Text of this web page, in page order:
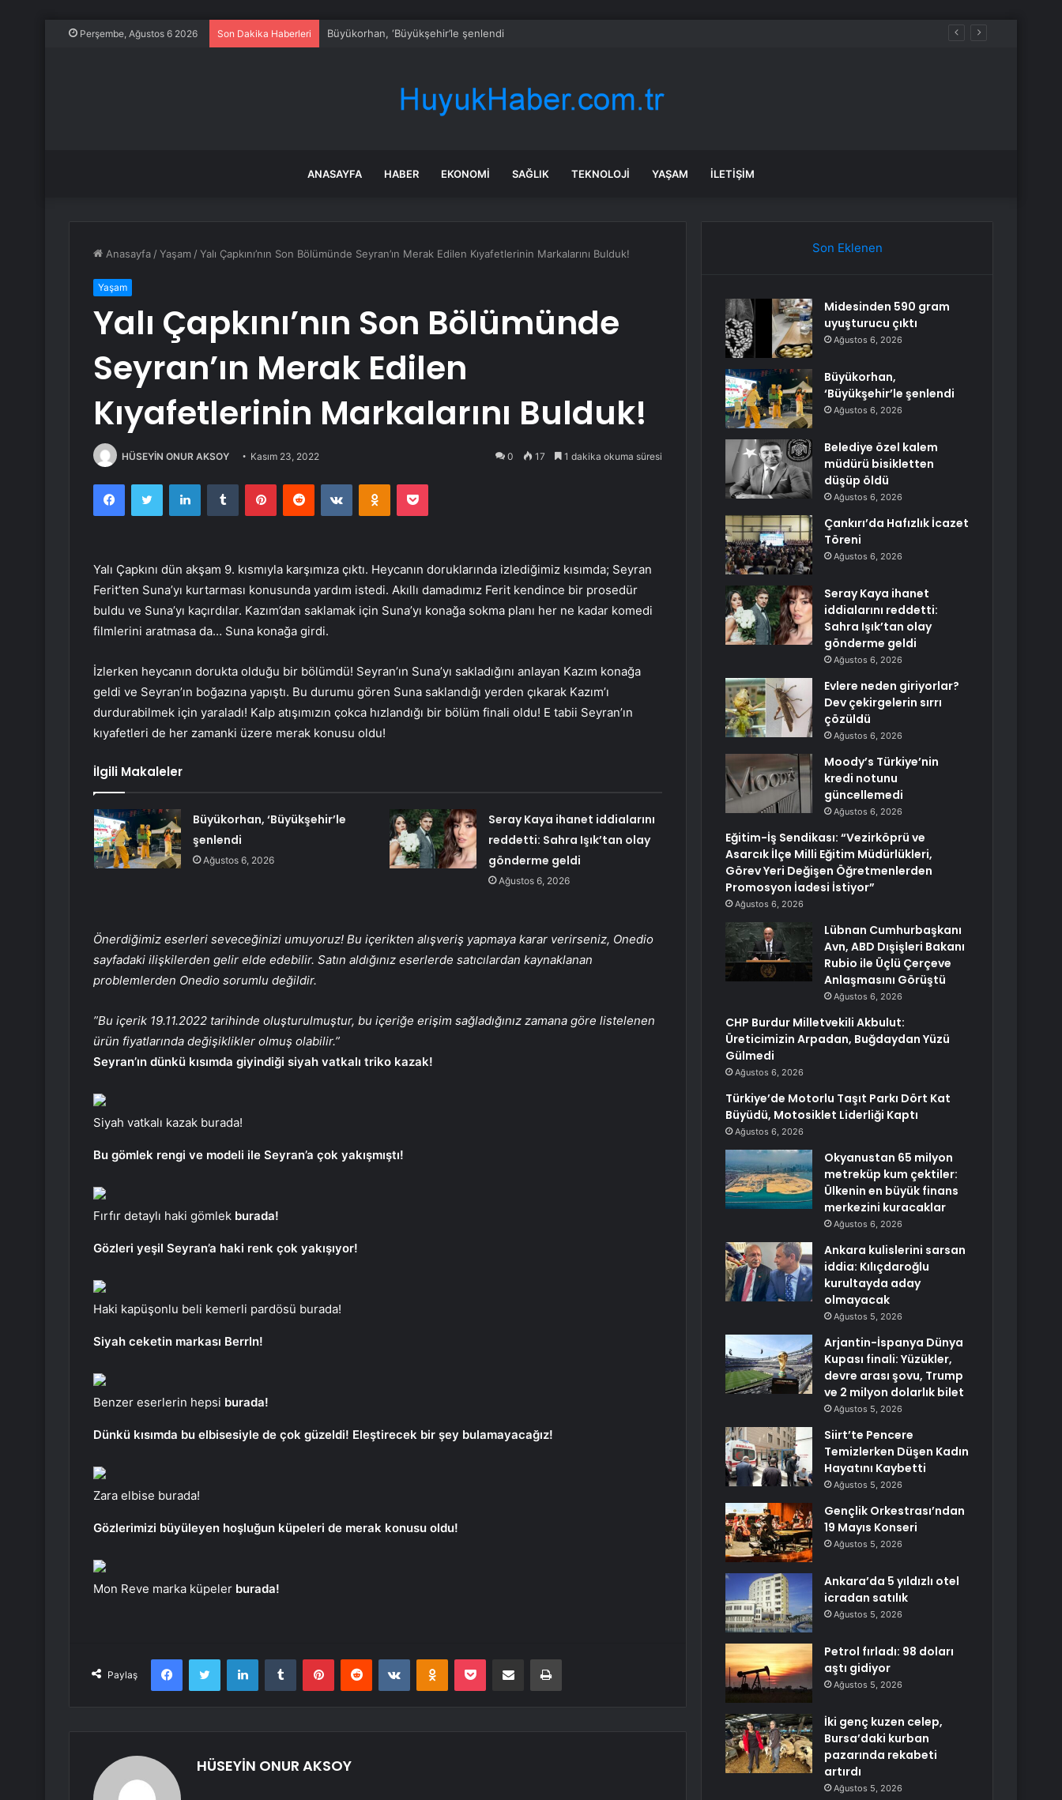
Perşembe, Ağustos 6 2026 Son Dakika Haberleri Büyükorhan, ‘Büyükşehir’le şenlendi
ANASAYFA HABER EKONOMI SAĞLIK TEKNOLOJI YAŞAM İLETIŞIM
Anasayfa /Yaşam /Yalı Çapkını’nın Son Bölümünde Seyran’ın Merak Edilen Kıyafetlerinin Markalarını Bulduk!
Yaşam
Yalı Çapkını’nın Son Bölümünde
Seyran’ın Merak Edilen
Kıyafetlerinin Markalarını Bulduk!
HÜSEYİN ONUR AKSOY Kasım 23, 2022 0 17 1 dakika okuma süresi
FacebookTwitter LinkedInTumblr PinterestReddit VKontakteOdnoklassniki
Pocket
Yalı Çapkını dün akşam 9. kısmıyla karşımıza çıktı. Heycanın doruklarında izlediğimiz kısımda; Seyran
Ferit’ten Suna’yı kurtarması konusunda yardım istedi. Akıllı damadımız Ferit kendince bir prosedür
buldu ve Suna’yı kaçırdılar. Kazım’dan saklamak için Suna’yı konağa sokma planı her ne kadar komedi
filmlerini aratmasa da… Suna konağa girdi.
İzlerken heycanın dorukta olduğu bir bölümdü! Seyran’ın Suna’yı sakladığını anlayan Kazım konağa
geldi ve Seyran’ın boğazına yapıştı. Bu durumu gören Suna saklandığı yerden çıkarak Kazım’ı
durdurabilmek için yaraladı! Kalp atışımızın çokca hızlandığı bir bölüm finali oldu! E tabii Seyran’ın
kıyafetleri de her zamanki üzere merak konusu oldu!
İlgili Makaleler
Büyükorhan, ‘Büyükşehir’le
şenlendi
Ağustos 6, 2026
Seray Kaya ihanet iddialarını
reddetti: Sahra Işık’tan olay
gönderme geldi
Ağustos 6, 2026
Önerdiğimiz eserleri seveceğinizi umuyoruz! Bu içerikten alışveriş yapmaya karar verirseniz, Onedio
sayfadaki ilişkilerden gelir elde edebilir. Satın aldığınız eserlerde satıcılardan kaynaklanan
problemlerden Onedio sorumlu değildir.
”Bu içerik 19.11.2022 tarihinde oluşturulmuştur, bu içeriğe erişim sağladığınız zamana göre listelenen
ürün fiyatlarında değişiklikler olmuş olabilir.”
Seyran’ın dünkü kısımda giyindiği siyah vatkalı triko kazak!
Siyah vatkalı kazak burada!
Bu gömlek rengi ve modeli ile Seyran’a çok yakışmıştı!
Fırfır detaylı haki gömlek burada!
Gözleri yeşil Seyran’a haki renk çok yakışıyor!
Haki kapüşonlu beli kemerli pardösü burada!
Siyah ceketin markası BerrIn!
Benzer eserlerin hepsi burada!
Dünkü kısımda bu elbisesiyle de çok güzeldi! Eleştirecek bir şey bulamayacağız!
Zara elbise burada!
Gözlerimizi büyüleyen hoşluğun küpeleri de merak konusu oldu!
Mon Reve marka küpeler burada!
Paylaş
FacebookTwitter LinkedInTumblr PinterestReddit VKontakteOdnoklassniki
Pocket E-Posta ile paylaş Yazdır
HÜSEYİN ONUR AKSOY
Son Eklenen
Midesinden 590 gram
uyuşturucu çıktı
Ağustos 6, 2026
Büyükorhan,
‘Büyükşehir’le şenlendi
Ağustos 6, 2026
Belediye özel kalem
müdürü bisikletten
düşüp öldü
Ağustos 6, 2026
Çankırı’da Hafızlık İcazet
Töreni
Ağustos 6, 2026
Seray Kaya ihanet
iddialarını reddetti:
Sahra Işık’tan olay
gönderme geldi
Ağustos 6, 2026
Evlere neden giriyorlar?
Dev çekirgelerin sırrı
çözüldü
Ağustos 6, 2026
Moody’s Türkiye’nin
kredi notunu
güncellemedi
Ağustos 6, 2026
Eğitim-İş Sendikası: “Vezirköprü ve
Asarcık İlçe Milli Eğitim Müdürlükleri,
Görev Yeri Değişen Öğretmenlerden
Promosyon İadesi İstiyor”
Ağustos 6, 2026
Lübnan Cumhurbaşkanı
Avn, ABD Dışişleri Bakanı
Rubio ile Üçlü Çerçeve
Anlaşmasını Görüştü
Ağustos 6, 2026
CHP Burdur Milletvekili Akbulut:
Üreticimizin Arpadan, Buğdaydan Yüzü
Gülmedi
Ağustos 6, 2026
Türkiye’de Motorlu Taşıt Parkı Dört Kat
Büyüdü, Motosiklet Liderliği Kaptı
Ağustos 6, 2026
Okyanustan 65 milyon
metreküp kum çektiler:
Ülkenin en büyük finans
merkezini kuracaklar
Ağustos 6, 2026
Ankara kulislerini sarsan
iddia: Kılıçdaroğlu
kurultayda aday
olmayacak
Ağustos 5, 2026
Arjantin-İspanya Dünya
Kupası finali: Yüzükler,
devre arası şovu, Trump
ve 2 milyon dolarlık bilet
Ağustos 5, 2026
Siirt’te Pencere
Temizlerken Düşen Kadın
Hayatını Kaybetti
Ağustos 5, 2026
Gençlik Orkestrası’ndan
19 Mayıs Konseri
Ağustos 5, 2026
Ankara’da 5 yıldızlı otel
icradan satılık
Ağustos 5, 2026
Petrol fırladı: 98 doları
aştı gidiyor
Ağustos 5, 2026
İki genç kuzen celep,
Bursa’daki kurban
pazarında rekabeti
artırdı
Ağustos 5, 2026